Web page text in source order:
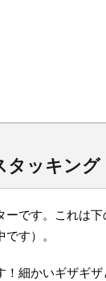
ッキング
です。これは
す）。
細かいギザギ